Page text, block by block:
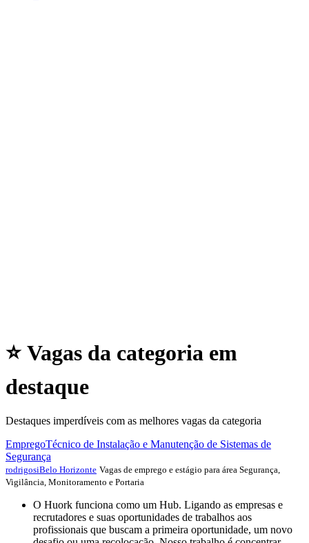
⭐ Vagas da categoria em
destaque
Destaques imperdíveis com as melhores vagas da categoria
EmpregoTécnico de Instalação e Manutenção de Sistemas de
Segurança
rodrigosiBelo Horizonte Vagas de emprego e estágio para área Segurança,
Vigilância, Monitoramento e Portaria
O Huork funciona como um Hub. Ligando as empresas e
recrutadores e suas oportunidades de trabalhos aos
profissionais que buscam a primeira oportunidade, um novo